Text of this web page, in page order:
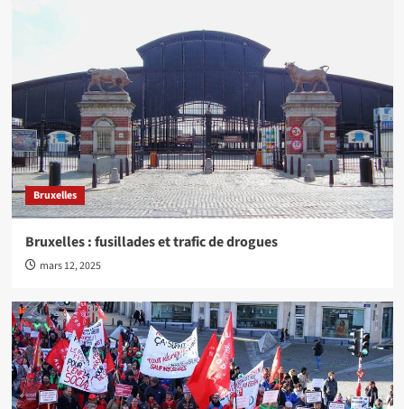
Bruxelles
Bruxelles : fusillades et trafic de drogues
mars 12, 2025